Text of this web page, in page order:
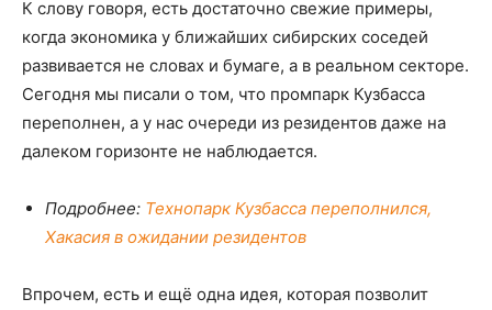
К слову говоря, есть достаточно свежие примеры,
когда экономика у ближайших сибирских соседей
развивается не словах и бумаге, а в реальном секторе.
Сегодня мы писали о том, что промпарк Кузбасса
переполнен, а у нас очереди из резидентов даже на
далеком горизонте не наблюдается.
Подробнее: Технопарк Кузбасса переполнился,
Хакасия в ожидании резидентов
Впрочем, есть и ещё одна идея, которая позволит